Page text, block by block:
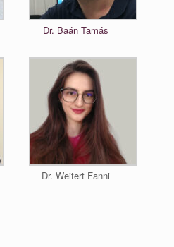
Dr. Baán Tamás
Dr. Weitert Fanni